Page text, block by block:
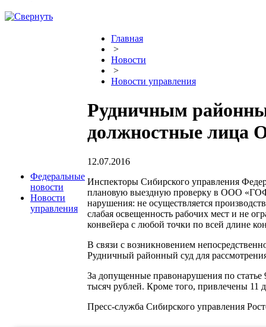
Федеральные
новости
Новости
управления
Главная
>
Новости
>
Новости управления
Рудничным
должностные лица
12.07.2016
Инспекторы Сибирского управления
плановую выездную проверку в ООО «ГОФ
нарушения: не осуществляется
слабая освещенность рабочих мест и не
конвейера с любой точки по всей длине
В связи с возникновением
Рудничный районный суд для
За допущенные правонарушения по
тысяч рублей. Кроме того, привлечены
Пресс-служба Сибирского управления